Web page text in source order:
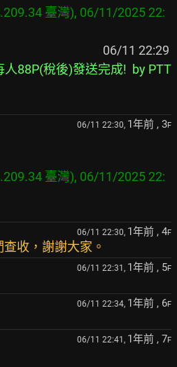
臺灣), 06/11/2025 22:
喜
88P(稅後)發送完成!  by PTT
06/11 22:30, 1年前 , 3F
臺灣), 06/11/2025 22:
06/11 22:30, 1年前 , 4F
收，謝謝大家。
06/11 22:31, 1年前 , 5F
06/11 22:34, 1年前 , 6F
06/11 22:41, 1年前 , 7F